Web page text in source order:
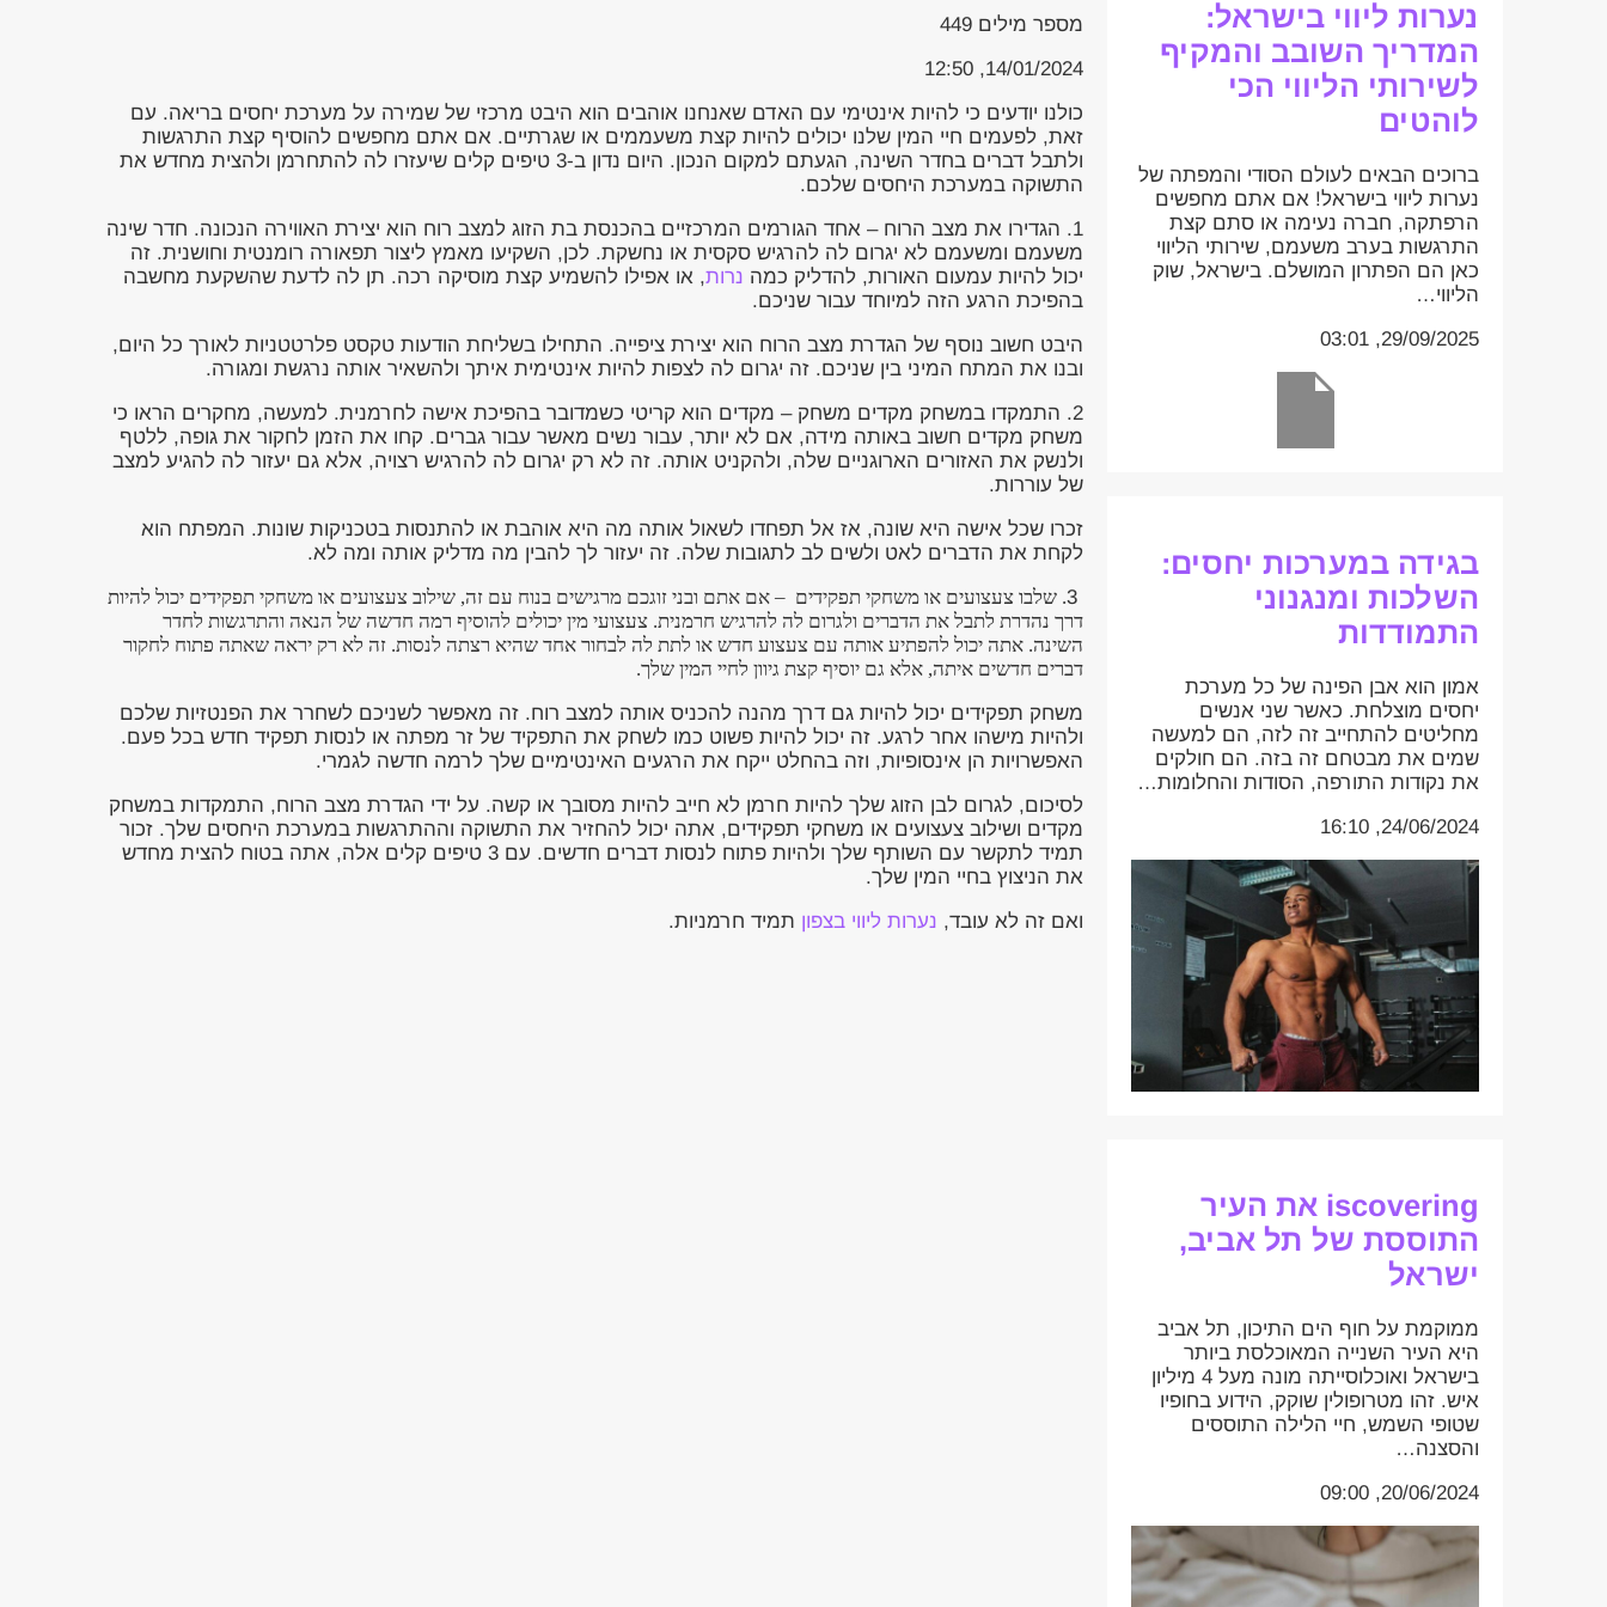
מספר מילים 449
14/01/2024, 12:50
כולנו יודעים כי להיות אינטימי עם האדם שאנחנו אוהבים הוא היבט מרכזי של שמירה על מערכת יחסים בריאה. עם
זאת, לפעמים חיי המין שלנו יכולים להיות קצת משעממים או שגרתיים. אם אתם מחפשים להוסיף קצת התרגשות
ולתבל דברים בחדר השינה, הגעתם למקום הנכון. היום נדון ב-3 טיפים קלים שיעזרו לה להתחרמן ולהצית מחדש את
התשוקה במערכת היחסים שלכם.
1. הגדירו את מצב הרוח – אחד הגורמים המרכזיים בהכנסת בת הזוג למצב רוח הוא יצירת האווירה הנכונה. חדר שינה
משעמם ומשעמם לא יגרום לה להרגיש סקסית או נחשקת. לכן, השקיעו מאמץ ליצור תפאורה רומנטית וחושנית. זה
יכול להיות עמעום האורות, להדליק כמה נרות, או אפילו להשמיע קצת מוסיקה רכה. תן לה לדעת שהשקעת מחשבה
בהפיכת הרגע הזה למיוחד עבור שניכם.
היבט חשוב נוסף של הגדרת מצב הרוח הוא יצירת ציפייה. התחילו בשליחת הודעות טקסט פלרטטניות לאורך כל היום,
ובנו את המתח המיני בין שניכם. זה יגרום לה לצפות להיות אינטימית איתך ולהשאיר אותה נרגשת ומגורה.
2. התמקדו במשחק מקדים משחק – מקדים הוא קריטי כשמדובר בהפיכת אישה לחרמנית. למעשה, מחקרים הראו כי
משחק מקדים חשוב באותה מידה, אם לא יותר, עבור נשים מאשר עבור גברים. קחו את הזמן לחקור את גופה, ללטף
ולנשק את האזורים הארוגניים שלה, ולהקניט אותה. זה לא רק יגרום לה להרגיש רצויה, אלא גם יעזור לה להגיע למצב
של עוררות.
זכרו שכל אישה היא שונה, אז אל תפחדו לשאול אותה מה היא אוהבת או להתנסות בטכניקות שונות. המפתח הוא
לקחת את הדברים לאט ולשים לב לתגובות שלה. זה יעזור לך להבין מה מדליק אותה ומה לא.
. שלבו צעצועים או משחקי תפקידים – אם אתם ובני זוגכם מרגישים בנוח עם זה, שילוב צעצועים או משחקי תפקידים יכול להיות
דרך נהדרת לתבל את הדברים ולגרום לה להרגיש חרמנית. צעצועי מין יכולים להוסיף רמה חדשה של הנאה והתרגשות לחדר
השינה. אתה יכול להפתיע אותה עם צעצוע חדש או לתת לה לבחור אחד שהיא רצתה לנסות. זה לא רק יראה שאתה פתוח לחקור
דברים חדשים איתה, אלא גם יוסיף קצת גיוון לחיי המין שלך.
משחק תפקידים יכול להיות גם דרך מהנה להכניס אותה למצב רוח. זה מאפשר לשניכם לשחרר את הפנטזיות שלכם
ולהיות מישהו אחר לרגע. זה יכול להיות פשוט כמו לשחק את התפקיד של זר מפתה או לנסות תפקיד חדש בכל פעם.
האפשרויות הן אינסופיות, וזה בהחלט ייקח את הרגעים האינטימיים שלך לרמה חדשה לגמרי.
לסיכום, לגרום לבן הזוג שלך להיות חרמן לא חייב להיות מסובך או קשה. על ידי הגדרת מצב הרוח, התמקדות במשחק
מקדים ושילוב צעצועים או משחקי תפקידים, אתה יכול להחזיר את התשוקה וההתרגשות במערכת היחסים שלך. זכור
תמיד לתקשר עם השותף שלך ולהיות פתוח לנסות דברים חדשים. עם 3 טיפים קלים אלה, אתה בטוח להצית מחדש
את הניצוץ בחיי המין שלך.
ואם זה לא עובד, נערות ליווי בצפון תמיד חרמניות.
נערות ליווי בישראל:
המדריך השובב והמקיף
לשירותי הליווי הכי
לוהטים
ברוכים הבאים לעולם הסודי והמפתה של
נערות ליווי בישראל! אם אתם מחפשים
הרפתקה, חברה נעימה או סתם קצת
התרגשות בערב משעמם, שירותי הליווי
כאן הם הפתרון המושלם. בישראל, שוק
הליווי…
29/09/2025, 03:01
בגידה במערכות יחסים:
השלכות ומנגנוני
התמודדות
אמון הוא אבן הפינה של כל מערכת
יחסים מוצלחת. כאשר שני אנשים
מחליטים להתחייב זה לזה, הם למעשה
שמים את מבטחם זה בזה. הם חולקים
את נקודות התורפה, הסודות והחלומות…
24/06/2024, 16:10
iscovering את העיר
התוססת של תל אביב,
ישראל
ממוקמת על חוף הים התיכון, תל אביב
היא העיר השנייה המאוכלסת ביותר
בישראל ואוכלוסייתה מונה מעל 4 מיליון
איש. זהו מטרופולין שוקק, הידוע בחופיו
שטופי השמש, חיי הלילה התוססים
והסצנה…
20/06/2024, 09:00